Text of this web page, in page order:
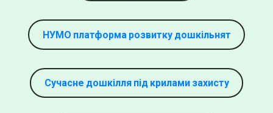
НУМО платформа розвитку дошкільнят
Сучасне дошкілля під крилами захисту